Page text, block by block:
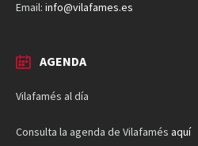
Email: info@vilafames.es
AGENDA
Vilafamés al día
Consulta la agenda de Vilafamés aquí